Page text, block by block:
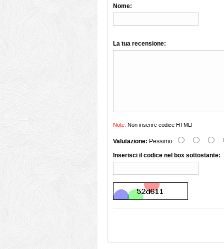
Nome:
La tua recensione:
Note: Non inserire codice HTML!
Valutazione: Pessimo
Inserisci il codice nel box sottostante: